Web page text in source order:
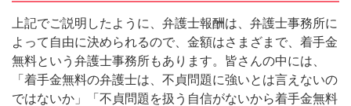
上記でご説明したように、弁護士報酬は、弁護士事務所に
よって自由に決められるので、金額はさまざまで、着手金
無料という弁護士事務所もあります。皆さんの中には、
「着手金無料の弁護士は、不貞問題に強いとは言えないの
ではないか」「不貞問題を扱う自信がないから着手金無料